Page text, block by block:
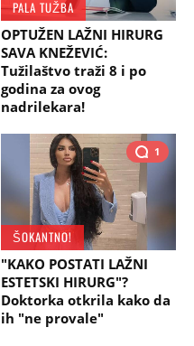
PALA TUŽBA
OPTUŽEN LAŽNI HIRURG
SAVA KNEŽEVIĆ:
Tužilaštvo traži 8 i po
godina za ovog
nadrilekara!
1
ŠOKANTNO!
"KAKO POSTATI LAŽNI
ESTETSKI HIRURG"?
Doktorka otkrila kako da
ih "ne provale"